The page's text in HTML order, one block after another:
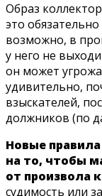
Образ
это
возможно, в
у него не
он может
удивительно,
взыскателей,
должников (по
Новые
на то, чтобы
от произвола
судимость или